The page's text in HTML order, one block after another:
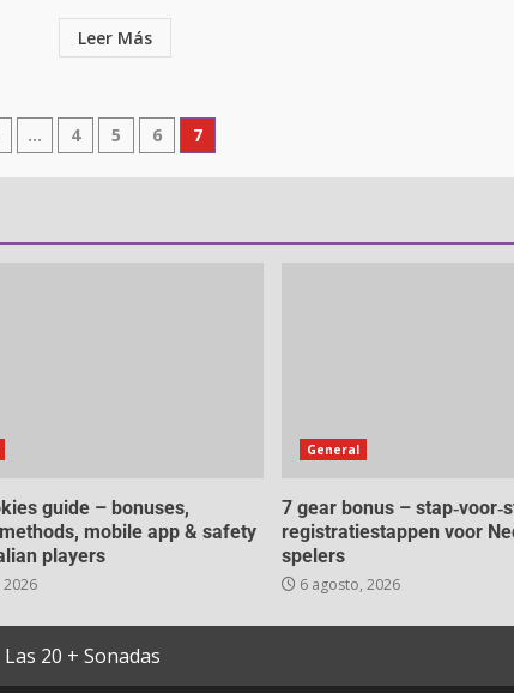
Leer Más
… 4 5 6 7
guide – bonuses,
mobile app & safety
players
2026
General
7 gear bonus –
registratiestappen voor
spelers
6 agosto, 2026
Las 20 + Sonadas